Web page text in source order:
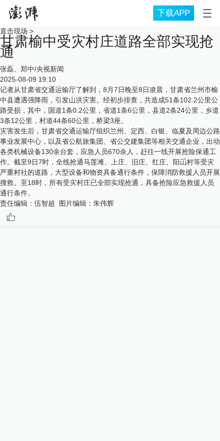
下载APP
直击现场 >
甘肃榆中受灾村庄道路全部实现抢
通
张磊、郑中/央视新闻
2025-08-09 19:10
记者从甘肃省交通运输厅了解到，8月7日晚至8日凌晨，甘肃省兰州市榆
中县遭遇强降雨，引发山洪灾害。经初步排查，共造成51条102.2公里公
路受损，其中，国道1条0.2公里，省道1条6公里，县道2条24公里，乡道
3条12公里，村道44条60公里，桥梁3座。
灾害发生后，甘肃省交通运输厅组织兰州、定西、白银、临夏及周边公路
事业发展中心，以及省公航旅集团、省公交建集团等相关交通企业，出动
各类机械设备130余台套，应急人员670余人，赶往一线开展抢险保通工
作。截至9日7时，全线抢通马莲滩、上庄、旧庄、红庄、阳屲村等受灾
严重村社的道路，大型设备和物资具备通行条件，保障消防救援人员开展
搜救。至18时，所有受灾村庄已全部实现抢通，具备抢险应急救援人员
通行条件。
责任编辑： 伍智超 图片编辑： 朱伟辉